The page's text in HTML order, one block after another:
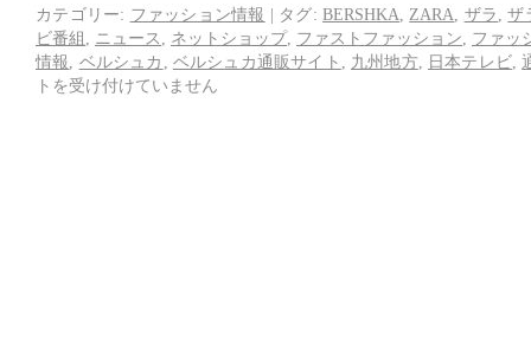
カテゴリー: ファッション情報 | タグ: BERSHKA ZARA ザラ ,ザ
ビ番組
ニュース ネットショップ, ファストファッション
ファッ
情報
ベルシュカ ベルシュカ通販サイト 九州地方, 日本テレビ,
トを受け付けていません